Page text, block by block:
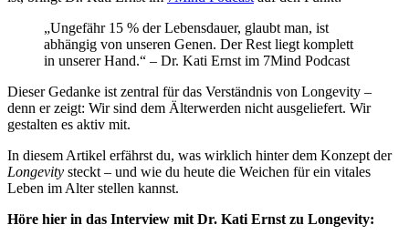
„Ungefähr 15 % der Lebensdauer, glaubt man, ist
abhängig von unseren Genen. Der Rest liegt komplett
in unserer Hand.“ – Dr. Kati Ernst im 7Mind Podcast
Dieser Gedanke ist zentral für das Verständnis von Longevity –
denn er zeigt: Wir sind dem Älterwerden nicht ausgeliefert. Wir
gestalten es aktiv mit.
In diesem Artikel erfährst du, was wirklich hinter dem Konzept der
Longevity steckt – und wie du heute die Weichen für ein vitales
Leben im Alter stellen kannst.
Höre hier in das Interview mit Dr. Kati Ernst zu Longevity: